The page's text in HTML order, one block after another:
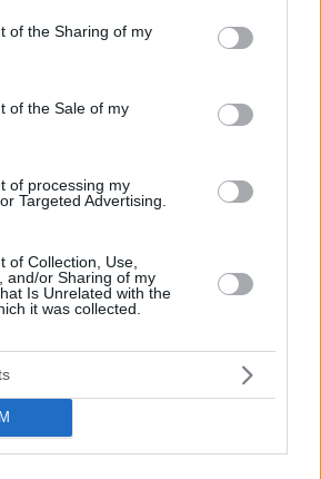
or usage behaviour. You may click to
to Google and its third-party tags to
specified purposes in below Google
of the Sharing of my
of the Sale of my
of processing my
Targeted Advertising.
of Collection, Use,
and/or Sharing of my
Is Unrelated with the
it was collected.